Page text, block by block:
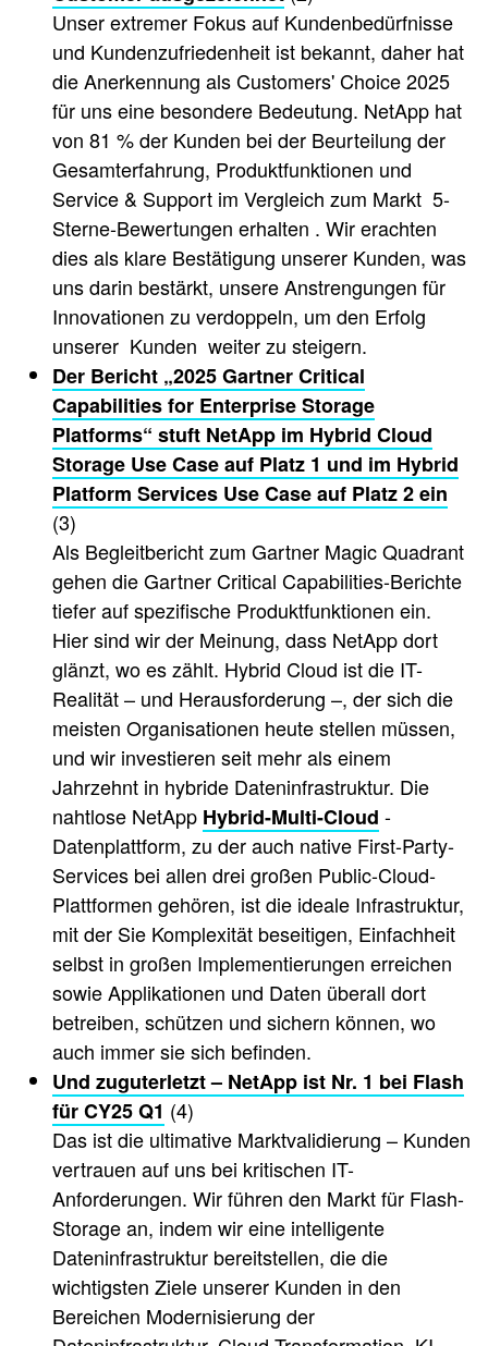
Unser extremer Fokus auf Kundenbedürfnisse
und Kundenzufriedenheit ist bekannt, daher hat
die Anerkennung als Customers' Choice 2025
für uns eine besondere Bedeutung. NetApp hat
von 81 % der Kunden bei der Beurteilung der
Gesamterfahrung, Produktfunktionen und
Service & Support im Vergleich zum Markt 5-
Sterne-Bewertungen erhalten . Wir erachten
dies als klare Bestätigung unserer Kunden, was
uns darin bestärkt, unsere Anstrengungen für
Innovationen zu verdoppeln, um den Erfolg
unserer Kunden weiter zu steigern.
Der Bericht „2025 Gartner Critical
Capabilities for Enterprise Storage
Platforms“ stuft NetApp im Hybrid Cloud
Storage Use Case auf Platz 1 und im Hybrid
Platform Services Use Case auf Platz 2 ein
(3)
Als Begleitbericht zum Gartner Magic Quadrant
gehen die Gartner Critical Capabilities-Berichte
tiefer auf spezifische Produktfunktionen ein.
Hier sind wir der Meinung, dass NetApp dort
glänzt, wo es zählt. Hybrid Cloud ist die IT-
Realität – und Herausforderung –, der sich die
meisten Organisationen heute stellen müssen,
und wir investieren seit mehr als einem
Jahrzehnt in hybride Dateninfrastruktur. Die
nahtlose NetApp Hybrid-Multi-Cloud -
Datenplattform, zu der auch native First-Party-
Services bei allen drei großen Public-Cloud-
Plattformen gehören, ist die ideale Infrastruktur,
mit der Sie Komplexität beseitigen, Einfachheit
selbst in großen Implementierungen erreichen
sowie Applikationen und Daten überall dort
betreiben, schützen und sichern können, wo
auch immer sie sich befinden.
Und zuguterletzt – NetApp ist Nr. 1 bei Flash
für CY25 Q1 (4)
Das ist die ultimative Marktvalidierung – Kunden
vertrauen auf uns bei kritischen IT-
Anforderungen. Wir führen den Markt für Flash-
Storage an, indem wir eine intelligente
Dateninfrastruktur bereitstellen, die die
wichtigsten Ziele unserer Kunden in den
Bereichen Modernisierung der